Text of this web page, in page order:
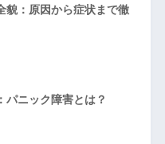
貌：原因から症状まで徹
パニック障害とは？